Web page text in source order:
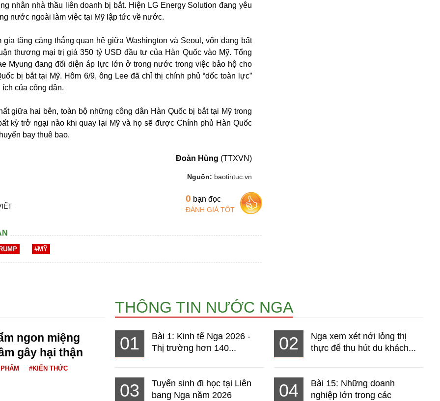
nhân nhà thầu liên doanh bị bắt. Hiện LG Energy Solution đang yêu
nước ngoài làm việc tại Mỹ lập tức về nước.
tăng căng thẳng quan hệ giữa Washington và Seoul, vốn đang bất
thương mại trị giá 350 tỷ USD đầu tư của Hàn Quốc vào Mỹ. Tổng
Myung đang đối diện áp lực lớn ở trong nước trong việc bảo hộ cho
bị bắt tại Mỹ. Hôm 6/9, ông Lee đã chỉ thị chính phủ “dốc toàn lực”
của công dân.
giữa hai bên, toàn bộ những công dân Hàn Quốc bị bắt tại Mỹ trong
kỳ trở ngại nào khi quay lại Mỹ và họ sẽ được Chính phủ Hàn Quốc
bay thuê bao.
Đoàn Hùng (TTXVN)
Nguồn: baotintuc.vn
0 bạn đọc
ĐÁNH GIÁ TỐT
#MỸ
ngon miệng
gây hại thận
#KIẾN THỨC
THÔNG TIN NƯỚC NGA
01
Bài 1: Kinh tế Nga 2026 -
Thị trường hơn 140...
02
Nga xem xét nới lỏng thị
thực để thu hút du khách...
03
Tuyển sinh đi học tại Liên
bang Nga năm 2026
04
Bài 15: Những doanh
nghiệp lớn trong các